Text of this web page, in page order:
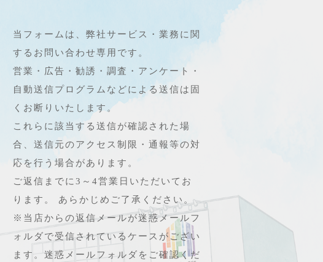
当フォームは、弊社サービス・業務に関
するお問い合わせ専用です。
営業・広告・勧誘・調査・アンケート・
自動送信プログラムなどによる送信は固
くお断りいたします。
これらに該当する送信が確認された場
合、送信元のアクセス制限・通報等の対
応を行う場合があります。
ご返信までに3～4営業日いただいてお
ります。 あらかじめご了承ください。
※当店からの返信メールが迷惑メールフ
ォルダで受信されているケースがござい
ます。迷惑メールフォルダをご確認くだ